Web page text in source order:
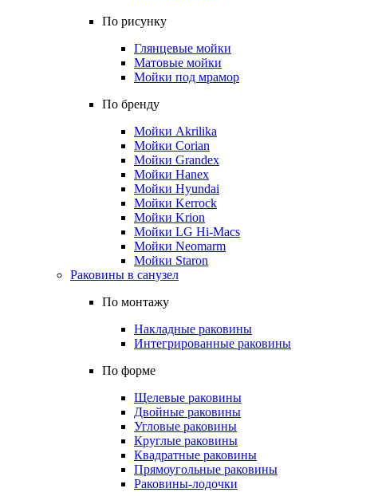
По рисунку
Глянцевые мойки
Матовые мойки
Мойки под мрамор
По бренду
Мойки Akrilika
Мойки Corian
Мойки Grandex
Мойки Hanex
Мойки Hyundai
Мойки Kerrock
Мойки Krion
Мойки LG Hi-Macs
Мойки Neomarm
Мойки Staron
Раковины в санузел
По монтажу
Накладные раковины
Интегрированные раковины
По форме
Щелевые раковины
Двойные раковины
Угловые раковины
Круглые раковины
Квадратные раковины
Прямоугольные раковины
Раковины-лодочки